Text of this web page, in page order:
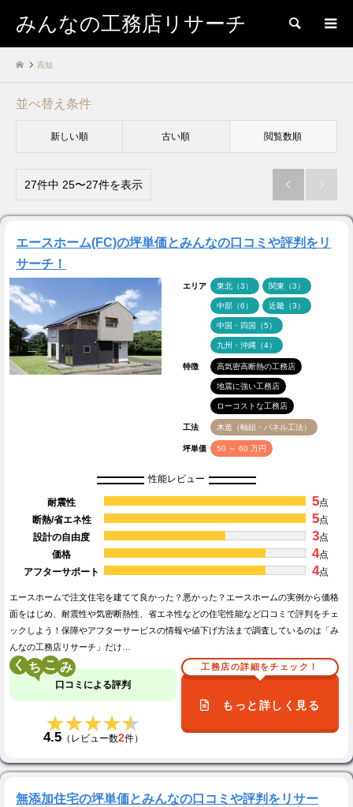
みんなの工務店リサーチ 検索
高知
並べ替え条件
新しい順 古い順 閲覧数順
27件中 25〜27件を表示  
エースホーム(FC)の坪単価とみんなの口コミや評判をリ
サーチ！
エリア 東北（3） 関東（3）
中部（6） 近畿（3）
中国・四国（5）
九州・沖縄（4）
特徴 高気密高断熱の工務店
地震に強い工務店
ローコストな工務店
工法 木造（軸組・パネル工法）
坪単価 50 ～ 60 万円
性能レビュー
耐震性 5点
断熱/省エネ性
5点
設計の自由度
3点
価格
4点
アフターサポート
4点
エースホームで注文住宅を建てて良かった？悪かった？エースホームの実例から価格
面をはじめ、耐震性や気密断熱性、省エネ性などの住宅性能など口コミで評判をチェ
ックしよう！保障やアフターサービスの情報や値下げ方法まで調査しているのは「み
んなの工務店リサーチ」だけ…
く こ
口コミによる評判
★★★★★
★★★★★
4.5（レビュー数2件）
工務店の詳細をチェック！
もっと詳しく見る
無添加住宅の坪単価とみんなの口コミや評判をリサー